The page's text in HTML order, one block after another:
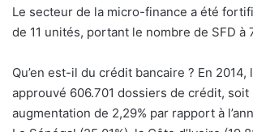
Le secteur de la micro-finance a été
de 11 unités, portant le nombre de SFD à
Qu’en est-il du crédit bancaire ? En
approuvé 606.701 dossiers de crédit, soit
augmentation de 2,29% par rapport à